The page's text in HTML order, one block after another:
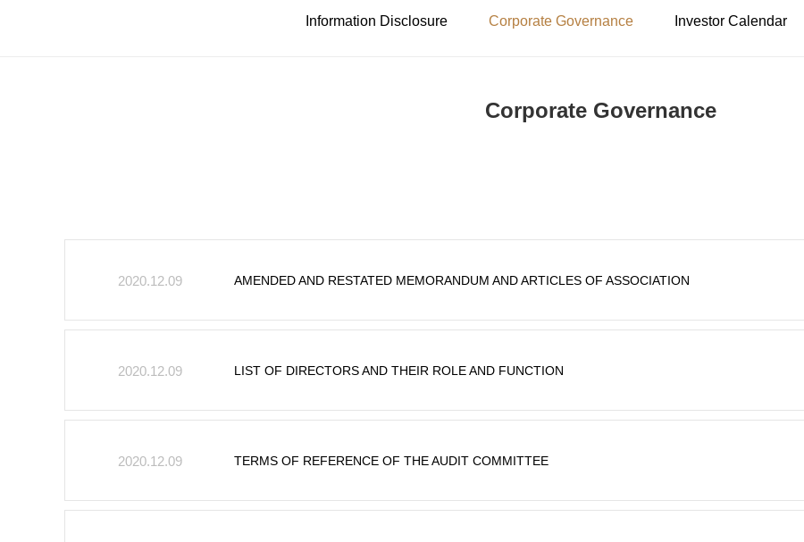
Information Disclosure Corporate Governance Investor Calendar
Corporate Governance
2020.12.09 AMENDED AND RESTATED MEMORANDUM AND ARTICLES OF ASSOCIATION
2020.12.09 LIST OF DIRECTORS AND THEIR ROLE AND FUNCTION
2020.12.09 TERMS OF REFERENCE OF THE AUDIT COMMITTEE